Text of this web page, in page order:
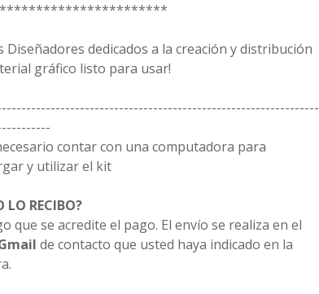
Diseñadores dedicados a la creación y distribución
gráfico listo para usar!
contar con una computadora para
y utilizar el kit
LO RECIBO?
que se acredite el pago. El envío se realiza en el
de contacto que usted haya indicado en la